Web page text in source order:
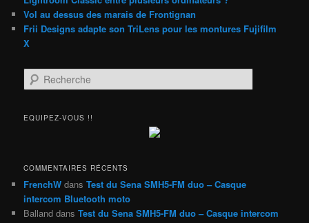
Vol au dessus des marais de Frontignan
Frii Designs adapte son TriLens pour les montures Fujifilm
X
e
h
h
e
EQUIPEZ-VOUS !!
COMMENTAIRES RÉCENTS
FrenchW dansTest du Sena SMH5-FM duo – Casque
intercom Bluetooth moto
Balland dansTest du Sena SMH5-FM duo – Casque intercom